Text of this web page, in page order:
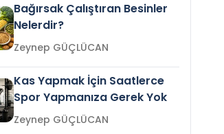
Bağırsak Çalıştıran Besinler
Nelerdir?
Zeynep GÜÇLÜCAN
Kas Yapmak İçin Saatlerce
Spor Yapmanıza Gerek Yok
Zeynep GÜÇLÜCAN